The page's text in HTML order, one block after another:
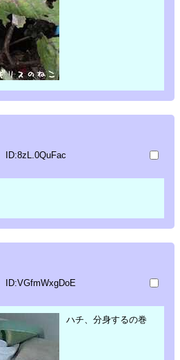
ID:8zL.0QuFac
ID:VGfmWxgDoE
ハチ、分身するの巻